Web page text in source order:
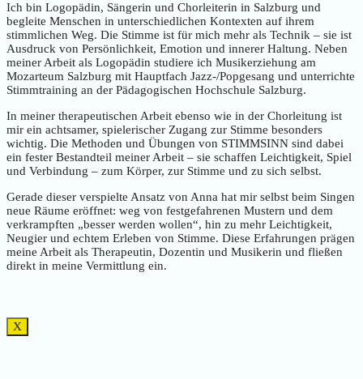
Ich bin Logopädin, Sängerin und Chorleiterin in Salzburg und
begleite Menschen in unterschiedlichen Kontexten auf ihrem
stimmlichen Weg. Die Stimme ist für mich mehr als Technik – sie ist
Ausdruck von Persönlichkeit, Emotion und innerer Haltung. Neben
meiner Arbeit als Logopädin studiere ich Musikerziehung am
Mozarteum Salzburg mit Hauptfach Jazz-/Popgesang und unterrichte
Stimmtraining an der Pädagogischen Hochschule Salzburg.
In meiner therapeutischen Arbeit ebenso wie in der Chorleitung ist
mir ein achtsamer, spielerischer Zugang zur Stimme besonders
wichtig. Die Methoden und Übungen von STIMMSINN sind dabei
ein fester Bestandteil meiner Arbeit – sie schaffen Leichtigkeit, Spiel
und Verbindung – zum Körper, zur Stimme und zu sich selbst.
Gerade dieser verspielte Ansatz von Anna hat mir selbst beim Singen
neue Räume eröffnet: weg von festgefahrenen Mustern und dem
verkrampften „besser werden wollen“, hin zu mehr Leichtigkeit,
Neugier und echtem Erleben von Stimme. Diese Erfahrungen prägen
meine Arbeit als Therapeutin, Dozentin und Musikerin und fließen
direkt in meine Vermittlung ein.
X